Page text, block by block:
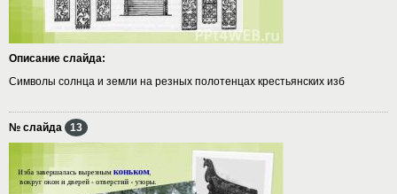
Описание слайда:
Символы солнца и земли на резных полотенцах крестьянских изб
№ слайда 13